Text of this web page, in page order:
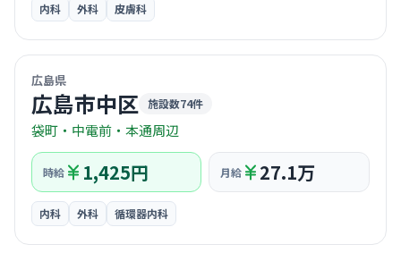
内科 外科 皮膚科
広島県
広島市中区 施設数74件
袋町・中電前・本通周辺
時給 1,425円 月給 27.1万
内科 外科 循環器内科